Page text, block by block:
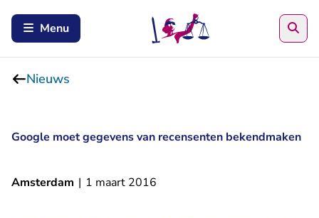
Menu
Nieuws
Google moet gegevens van recensenten bekendmaken
Amsterdam | 1 maart 2016